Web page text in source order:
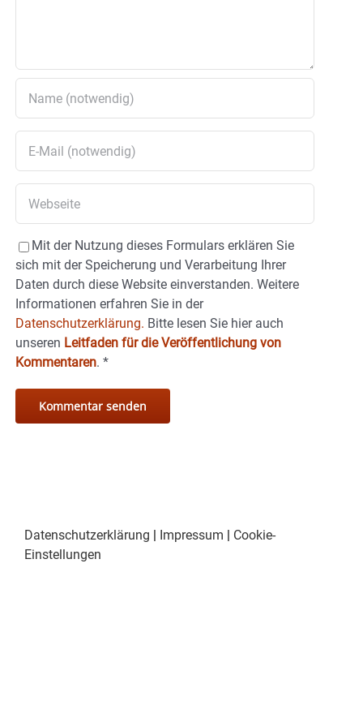
Mit der Nutzung dieses Formulars erklären Sie
sich mit der Speicherung und Verarbeitung Ihrer
Daten durch diese Website einverstanden. Weitere
Informationen erfahren Sie in der
Datenschutzerklärung. Bitte lesen Sie hier auch
unseren Leitfaden für die Veröffentlichung von
Kommentaren. *
Datenschutzerklärung Impressum
Cookie-
Einstellungen